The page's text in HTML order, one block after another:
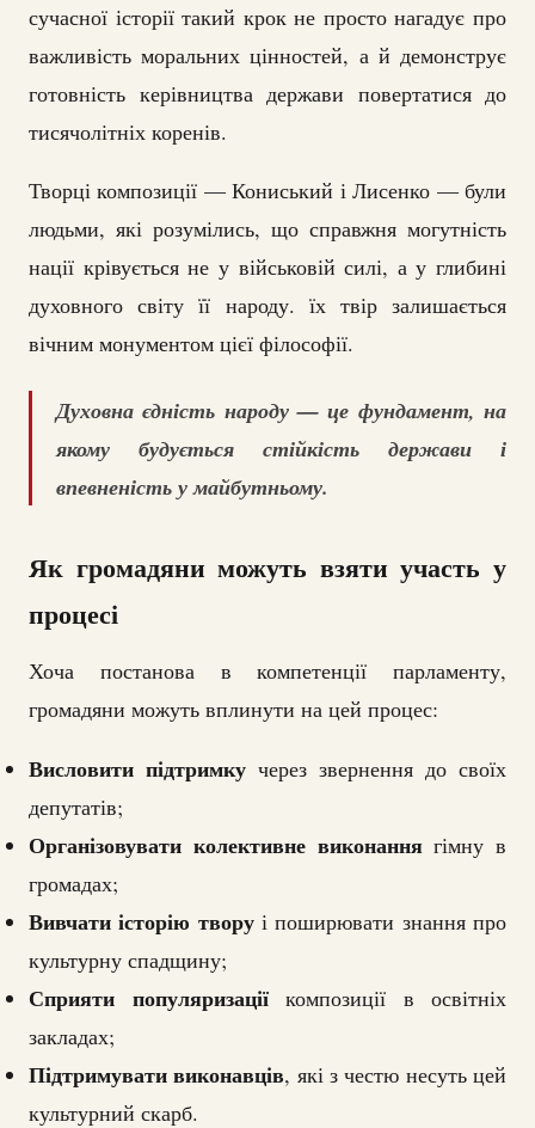
сучасної історії такий крок не просто нагадує про
важливість моральних цінностей, а й демонструє
готовність керівництва держави повертатися до
тисячолітніх коренів.
Творці композиції — Кониський і Лисенко — були
людьми, які розумілись, що справжня могутність
нації крівується не у військовій силі, а у глибині
духовного світу її народу. їх твір залишається
вічним монументом цієї філософії.
Духовна єдність народу — це фундамент, на
якому будується стійкість держави і
впевненість у майбутньому.
Як громадяни можуть взяти участь у
процесі
Хоча постанова в компетенції парламенту,
громадяни можуть вплинути на цей процес:
Висловити підтримку через звернення до своїх
депутатів;
Організовувати колективне виконаннягімну в
громадах;
Вивчати історію творуі поширювати знання про
культурну спадщину;
Сприяти популяризаціїкомпозиції в освітніх
закладах;
Підтримувати виконавців, які з честю несуть цей
культурний скарб.